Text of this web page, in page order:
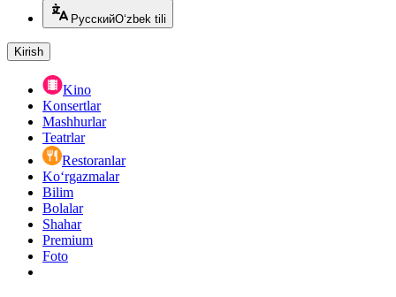
РусскийO‘zbek tili
Kirish
Kino
Konsertlar
Mashhurlar
Teatrlar
Restoranlar
Ko‘rgazmalar
Bilim
Bolalar
Shahar
Premium
Foto